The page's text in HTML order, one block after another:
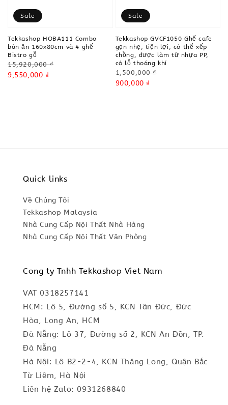
Sale
Tekkashop HOBA111 Combo
bàn ăn 160x80cm và 4 ghế
Bistro gỗ
Regular
price
15,920,000 ₫
Sale
9,550,000 ₫
Sale
Tekkashop GVCF1050 Ghế cafe
gọn nhẹ, tiện lợi, có thể xếp
chồng, được làm từ nhựa PP,
có lỗ thoáng khí
Regular
price
1,500,000 ₫
Sale
900,000 ₫
Quick links
Về Chúng Tôi
Tekkashop Malaysia
Nhà Cung Cấp Nội Thất Nhà Hàng
Nhà Cung Cấp Nội Thất Văn Phòng
Cong ty Tnhh Tekkashop Viet Nam
VAT 0318257141
HCM: Lô 5, Đường số 5, KCN Tân Đức, Đức
Hòa, Long An, HCM
Đà Nẵng: Lô 37, Đường số 2, KCN An Đồn, TP.
Đà Nẵng
Hà Nội: Lô B2-2-4, KCN Thăng Long, Quận Bắc
Từ Liêm, Hà Nội
Liên hệ Zalo: 0931268840